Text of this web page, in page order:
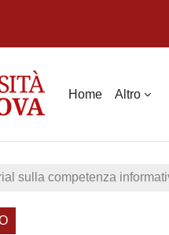
Home Altro
sulla competenza